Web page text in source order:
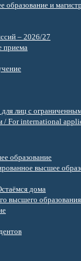
образование и
– 2026/27
приема
лиц с
/ For international
образование
высшее
дома
высшего образования